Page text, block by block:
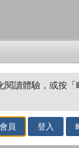
閱讀體驗，或按「
員 登入